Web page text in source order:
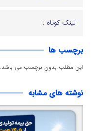
لینک کوتاه :
برچسب ها
این مطلب بدون برچسب می باشد.
نوشته های مشابه